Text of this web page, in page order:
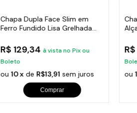
Chapa Dupla Face Slim em
Ferro Fundido Lisa Grelhada
R$ 129,34à vista no Pix ou
Boleto
ou10 x deR$13,91 sem juros
Comprar
ou